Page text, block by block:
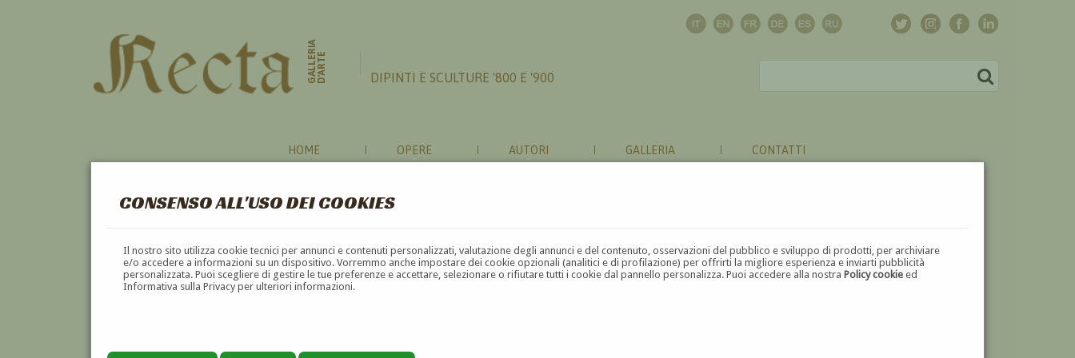
CONSENSO ALL'USO DEI COOKIES
Il nostro sito utilizza cookie tecnici per annunci e contenuti personalizzati, valutazione degli annunci e del contenuto, osservazioni del pubblico e sviluppo di prodotti, per archiviare
e/o accedere a informazioni su un dispositivo. Vorremmo anche impostare dei cookie opzionali (analitici e di profilazione) per offrirti la migliore esperienza e inviarti pubblicità
personalizzata. Puoi scegliere di gestire le tue preferenze e accettare, selezionare o rifiutare tutti i cookie dal pannello personalizza. Puoi accedere alla nostraPolicy cookie ed
Informativa sulla Privacy per ulteriori informazioni.
GALLERIAD'ARTE DIPINTI E SCULTURE '800 E '900
HOME OPERE AUTORI GALLERIA CONTATTI
LECCE
A B C D E F G H I J K L M N O P Q R S T U V W X Y Z ⬅